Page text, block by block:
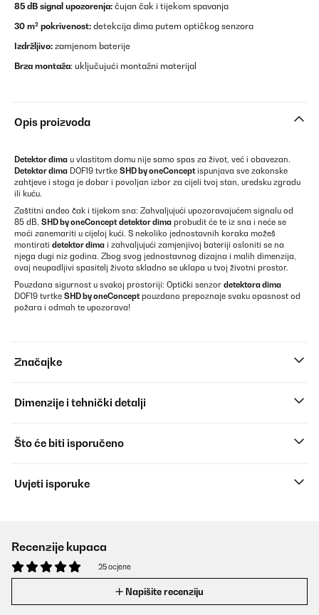
85 dB signal upozorenja: čujan čak i tijekom spavanja
30 m² pokrivenost: detekcija dima putem optičkog senzora
Izdržljivo: zamjenom baterije
Brza montaža: uključujući montažni materijal
Opis proizvoda
Detektor dima u vlastitom domu nije samo spas za život, već i obavezan.
Detektor dima DOF19 tvrtke SHD by oneConceptispunjava sve zakonske
zahtjeve i stoga je dobar i povoljan izbor za cijeli tvoj stan, uredsku zgradu
ili kuću.
Zaštitni anđeo čak i tijekom sna: Zahvaljujući upozoravajućem signalu od
85 dB, SHD by oneConcept detektor dima probudit će te iz sna i neće se
moći zanemariti u cijeloj kući. S nekoliko jednostavnih koraka možeš
montirati detektor dima i zahvaljujući zamjenjivoj bateriji osloniti se na
njega dugi niz godina. Zbog svog jednostavnog dizajna i malih dimenzija,
ovaj neupadljivi spasitelj života skladno se uklapa u tvoj životni prostor.
Pouzdana sigurnost u svakoj prostoriji: Optički senzor detektora dima
DOF19 tvrtke SHD by oneConceptpouzdano prepoznaje svaku opasnost od
požara i odmah te upozorava!
Značajke
Dimenzije i tehnički detalji
Što će biti isporučeno
Uvjeti isporuke
Recenzije kupaca
25 ocjene
Napišite recenziju